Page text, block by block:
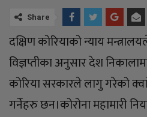
Share
दक्षिण कोरियाको न्याय
विज्ञप्तीका अनुसार देश
कोरिया सरकारले लागु गरेको
गर्नेहरु छन।कोरोना महामारी